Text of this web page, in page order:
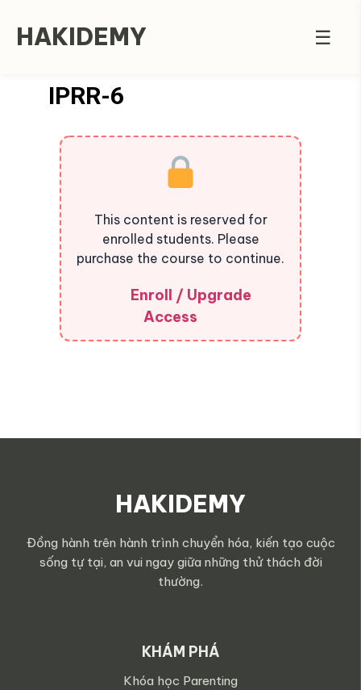
HAKIDEMY ☰
IPRR-6
This content is reserved for
enrolled students. Please
purchase the course to continue.
Enroll / Upgrade
Access
HAKIDEMY
Đồng hành trên hành trình chuyển hóa, kiến tạo cuộc
sống tự tại, an vui ngay giữa những thử thách đời
thường.
KHÁM PHÁ
Khóa học Parenting